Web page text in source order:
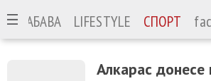
ЗАБАВА LIFESTYLE СПОРТ
Алкарас донесе